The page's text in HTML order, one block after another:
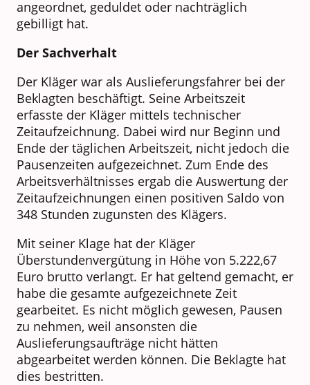
angeordnet, geduldet oder nachträglich
gebilligt hat.
Der Sachverhalt
Der Kläger war als Auslieferungsfahrer bei der
Beklagten beschäftigt. Seine Arbeitszeit
erfasste der Kläger mittels technischer
Zeitaufzeichnung. Dabei wird nur Beginn und
Ende der täglichen Arbeitszeit, nicht jedoch die
Pausenzeiten aufgezeichnet. Zum Ende des
Arbeitsverhältnisses ergab die Auswertung der
Zeitaufzeichnungen einen positiven Saldo von
348 Stunden zugunsten des Klägers.
Mit seiner Klage hat der Kläger
Überstundenvergütung in Höhe von 5.222,67
Euro brutto verlangt. Er hat geltend gemacht, er
habe die gesamte aufgezeichnete Zeit
gearbeitet. Es nicht möglich gewesen, Pausen
zu nehmen, weil ansonsten die
Auslieferungsaufträge nicht hätten
abgearbeitet werden können. Die Beklagte hat
dies bestritten.